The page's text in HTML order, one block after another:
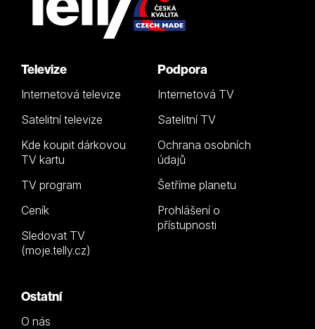
Televize
Internetová televize
Satelitní televize
Kde koupit dárkovou
TV kartu
TV program
Ceník
Sledovat TV
(moje.telly.cz)
Podpora
Internetová TV
Satelitní TV
Ochrana osobních
údajů
Šetříme planetu
Prohlášení o
přístupnosti
Ostatní
O nás